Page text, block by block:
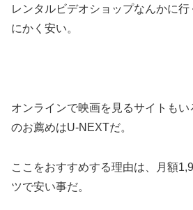
レンタルビデオショップなんかに
にかく安い。
オンラインで映画を見るサイトも
のお薦めはU-NEXTだ。
ここをおすすめする理由は、月額
ツで安い事だ。